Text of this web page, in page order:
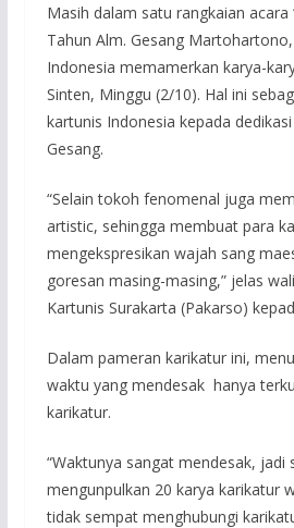
Masih dalam satu rangkaian acara
Tahun Alm. Gesang
Indonesia memamerkan karya-
Sinten, Minggu (2/10). Hal ini
kartunis Indonesia kepada
Gesang.
“Selain tokoh fenomenal juga
artistic, sehingga membuat para
mengekspresikan wajah sang
goresan masing-masing,” jelas
Kartunis Surakarta (Pakarso)
Dalam pameran karikatur ini,
waktu yang mendesak hanya
karikatur.
“Waktunya sangat mendesak, jadi
mengunpulkan 20 karya karikatur
tidak sempat menghubungi